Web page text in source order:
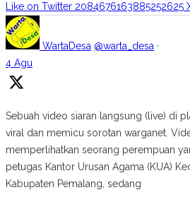
Like on Twitter 2084676163885252625
WartaDesa @warta_desa ·
4 Agu
Sebuah video siaran langsung (live) di
viral dan memicu sorotan warganet.
memperlihatkan seorang perempuan
petugas Kantor Urusan Agama (KUA)
Kabupaten Pemalang, sedang